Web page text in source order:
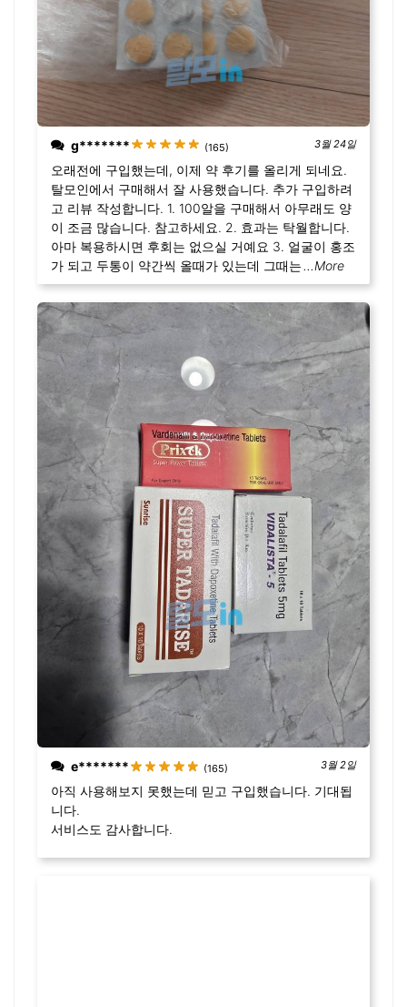
g******* (165) 3월 24일
오래전에 구입했는데, 이제 약 후기를 올리게 되네요.
탈모인에서 구매해서 잘 사용했습니다. 추가 구입하려
고 리뷰 작성합니다. 1. 100알을 구매해서 아무래도 양
이 조금 많습니다. 참고하세요. 2. 효과는 탁월합니다.
아마 복용하시면 후회는 없으실 거예요 3. 얼굴이 홍조
가 되고 두통이 약간씩 올때가 있는데 그때는 ...More
e******* (165) 3월 2일
아직 사용해보지 못했는데 믿고 구입했습니다. 기대됩
니다.
서비스도 감사합니다.